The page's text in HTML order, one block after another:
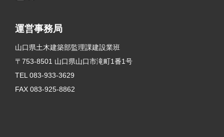
運営事務局
山口県土木建築部監理課建設業班
〒753-8501 山口県山口市滝町1番1号
TEL 083-933-3629
FAX 083-925-8862